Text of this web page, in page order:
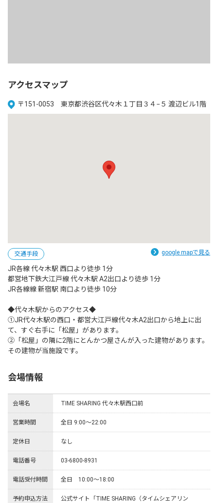
アクセスマップ
〒151-0053 東京都渋谷区代々木１丁目３４−５ 渡辺ビル1階
google mapで見る
交通手段
JR各線 代々木駅 西口より徒歩 1分
都営地下鉄大江戸線 代々木駅 A2出口より徒歩 1分
JR各線線 新宿駅 南口より徒歩 10分
◆代々木駅からのアクセス◆
①JR代々木駅の西口・都営大江戸線代々木A2出口から地上に出
て、すぐ右手に「松屋」があります。
②「松屋」の隣に2階にとんかつ屋さんが入った建物があります。
その建物が当施設です。
会場情報
会場名 TIME SHARING 代々木駅西口前
営業時間 全日 9:00～22:00
定休日 なし
電話番号 03-6800-8931
電話受付時間 全日　10:00～18:00
予約申込方法
公式サイト「TIME SHARING（タイムシェアリン